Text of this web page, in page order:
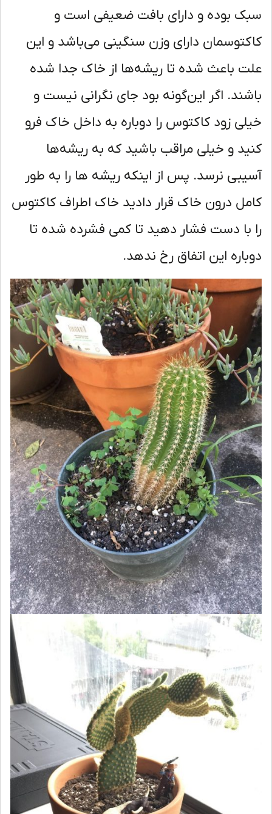
بوده و دارای بافت ضعیفی است و
دارای وزن سنگینی می‌باشد و این
باعث شده تا ریشه‌ها از خاک جدا شده
اگر این‌گونه بود جای نگرانی نیست و
زود کاکتوس را دوباره به داخل خاک فرو
و خیلی مراقب باشید که به ریشه‌ها
نرسد. پس از اینکه ریشه ها را به طور
درون خاک قرار دادید خاک اطراف کاکتوس
با دست فشار دهید تا کمی فشرده شده تا
این اتفاق رخ ندهد.